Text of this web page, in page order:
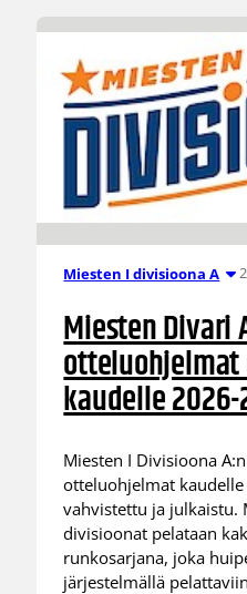
Miesten I divisioona A
Miesten Divari
kaudelle 2026-
Miesten I Divisioona
otteluohjelmat
vahvistettu ja julkaistu.
divisioonat pelataan
runkosarjana, joka
järjestelmällä